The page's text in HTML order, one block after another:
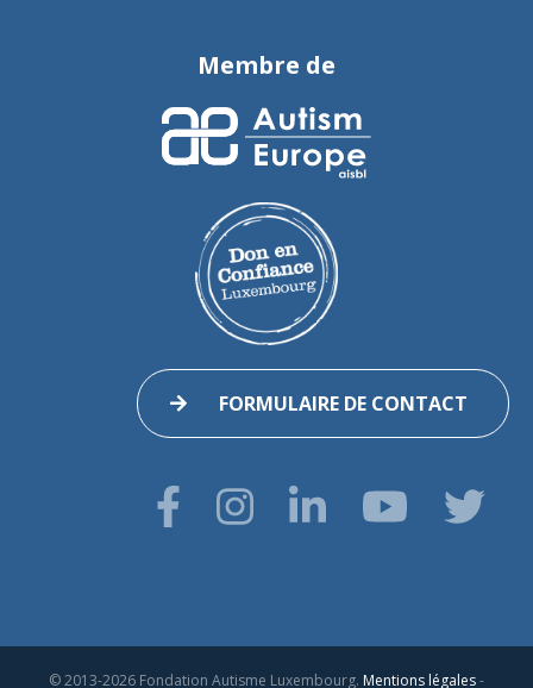
Membre de
FORMULAIRE DE CONTACT
© 2013-2026 Fondation Autisme Luxembourg. Mentions légales-